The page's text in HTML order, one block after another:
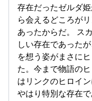
存在だったゼルダ
ら会えるどころが
あったからだ。 ス
しい存在であった
を想う姿がまさに
た。今まで物語の
はリンクのヒロイ
やはり特別な存在